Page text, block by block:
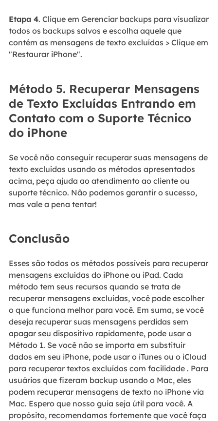
Etapa 4. Clique em Gerenciar backups para visualizar
todos os backups salvos e escolha aquele que
contém as mensagens de texto excluídas > Clique em
"Restaurar iPhone".
Método 5. Recuperar Mensagens
de Texto Excluídas Entrando em
Contato com o Suporte Técnico
do iPhone
Se você não conseguir recuperar suas mensagens de
texto excluídas usando os métodos apresentados
acima, peça ajuda ao atendimento ao cliente ou
suporte técnico. Não podemos garantir o sucesso,
mas vale a pena tentar!
Conclusão
Esses são todos os métodos possíveis para recuperar
mensagens excluídas do iPhone ou iPad. Cada
método tem seus recursos quando se trata de
recuperar mensagens excluídas, você pode escolher
o que funciona melhor para você. Em suma, se você
deseja recuperar suas mensagens perdidas sem
apagar seu dispositivo rapidamente, pode usar o
Método 1. Se você não se importa em substituir
dados em seu iPhone, pode usar o iTunes ou o iCloud
para recuperar textos excluídos com facilidade . Para
usuários que fizeram backup usando o Mac, eles
podem recuperar mensagens de texto no iPhone via
Mac. Espero que nosso guia seja útil para você. A
propósito, recomendamos fortemente que você faça